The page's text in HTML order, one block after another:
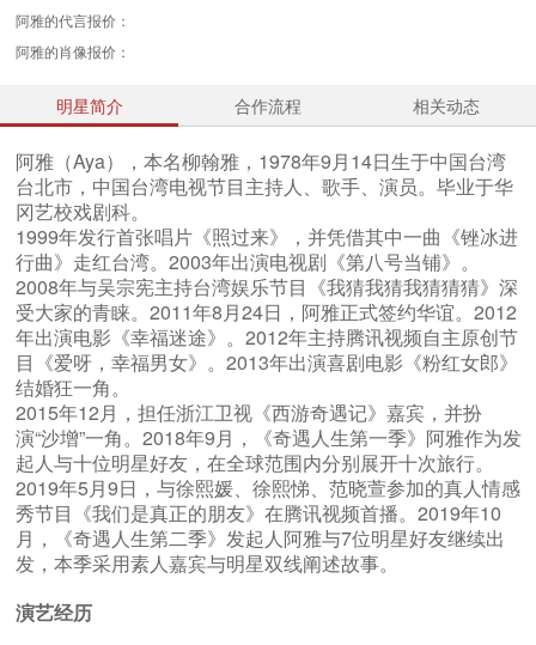
阿雅的代言报价：
阿雅的肖像报价：
明星简介 合作流程 相关动态
阿雅（Aya），本名柳翰雅，1978年9月14日生于中国台湾
台北市，中国台湾电视节目主持人、歌手、演员。毕业于华
冈艺校戏剧科。
1999年发行首张唱片《照过来》，并凭借其中一曲《锉冰进
行曲》走红台湾。2003年出演电视剧《第八号当铺》。
2008年与吴宗宪主持台湾娱乐节目《我猜我猜我猜猜猜》深
受大家的青睐。2011年8月24日，阿雅正式签约华谊。2012
年出演电影《幸福迷途》。2012年主持腾讯视频自主原创节
目《爱呀，幸福男女》。2013年出演喜剧电影《粉红女郎》
结婚狂一角。
2015年12月，担任浙江卫视《西游奇遇记》嘉宾，并扮
演“沙增”一角。2018年9月，《奇遇人生第一季》阿雅作为发
起人与十位明星好友，在全球范围内分别展开十次旅行。
2019年5月9日，与徐熙媛、徐熙悌、范晓萱参加的真人情感
秀节目《我们是真正的朋友》在腾讯视频首播。2019年10
月，《奇遇人生第二季》发起人阿雅与7位明星好友继续出
发，本季采用素人嘉宾与明星双线阐述故事。
演艺经历